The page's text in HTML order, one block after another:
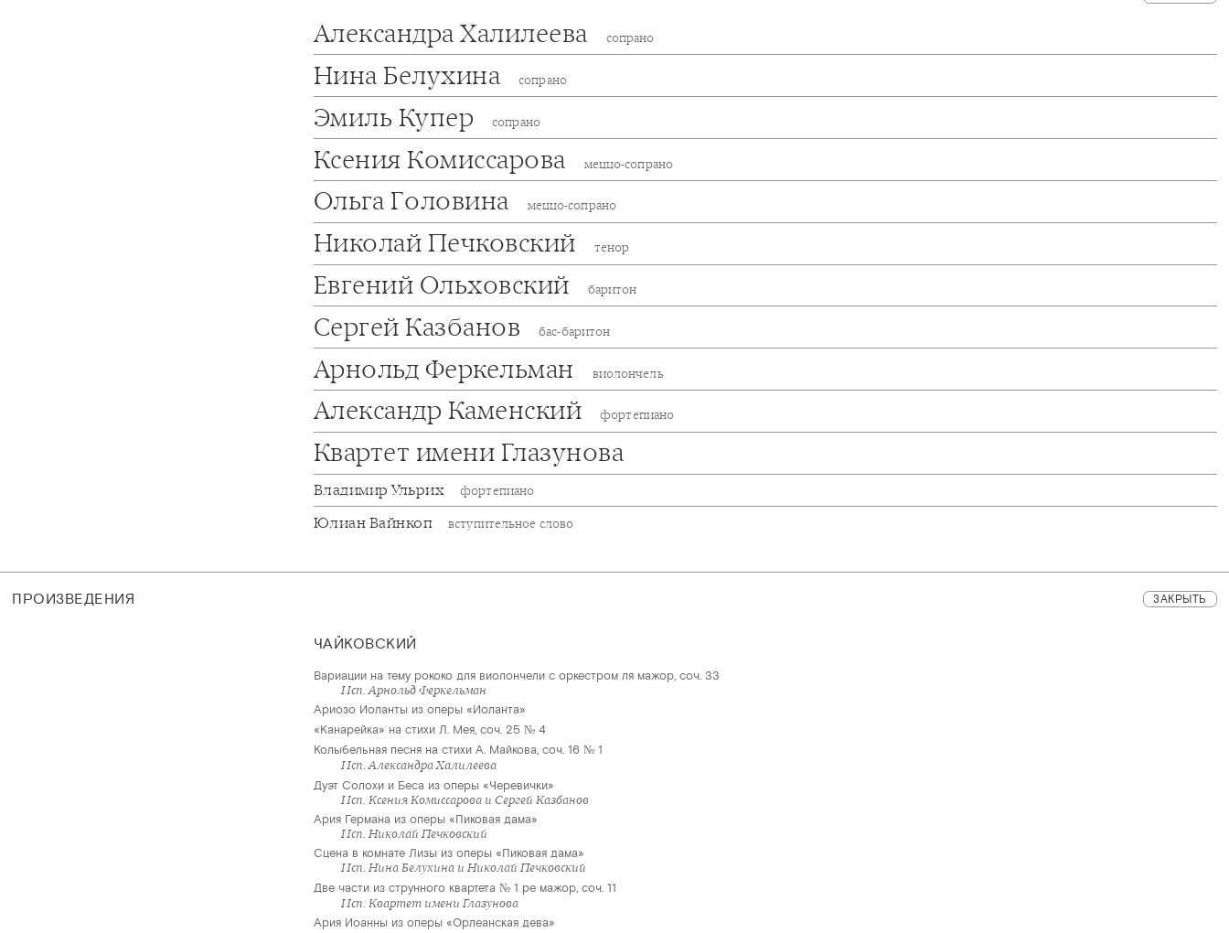
Александра Халилеева сопрано
Нина Белухина сопрано
Эмиль Купер сопрано
Ксения Комиссарова меццо-сопрано
Ольга Головина меццо-сопрано
Николай Печковский тенор
Евгений Ольховский баритон
Сергей Казбанов бас-баритон
Арнольд Феркельман виолончель
Александр Каменский фортепиано
Квартет имени Глазунова
Владимир Ульрих фортепиано
Юлиан Вайнкоп вступительное слово
ПРОИЗВЕДЕНИЯ ЗАКРЫТЬ
ЧАЙКОВСКИЙ
Вариации на тему рококо для виолончели с оркестром ля мажор, соч. 33
Исп. Арнольд Феркельман
Ариозо Иоланты из оперы «Иоланта»
«Канарейка» на стихи Л. Мея, соч. 25 № 4
Колыбельная песня на стихи А. Майкова, соч. 16 № 1
Исп. Александра Халилеева
Дуэт Солохи и Беса из оперы «Черевички»
Исп. Ксения Комиссарова и Сергей Казбанов
Ария Германа из оперы «Пиковая дама»
Исп. Николай Печковский
Сцена в комнате Лизы из оперы «Пиковая дама»
Исп. Нина Белухина и Николай Печковский
Две части из струнного квартета № 1 ре мажор, соч. 11
Исп. Квартет имени Глазунова
Ария Иоанны из оперы «Орлеанская дева»